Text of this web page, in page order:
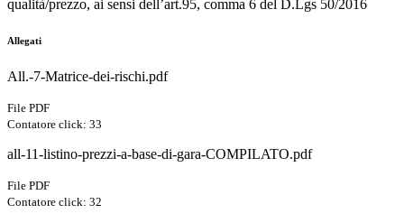
qualità/prezzo, ai sensi dell’art.95, comma 6 del D.Lgs 50/2016
Allegati
All.-7-Matrice-dei-rischi.pdf
File PDF
Contatore click: 33
all-11-listino-prezzi-a-base-di-gara-COMPILATO.pdf
File PDF
Contatore click: 32